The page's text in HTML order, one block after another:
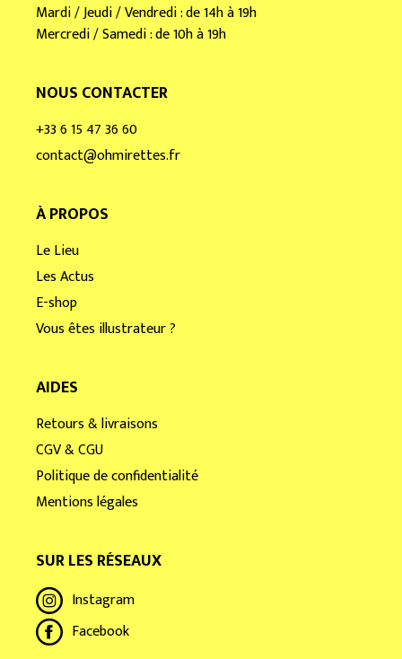
Mardi / Jeudi / Vendredi : de 14h à 19h
Mercredi / Samedi : de 10h à 19h
NOUS CONTACTER
+33 6 15 47 36 60
contact@ohmirettes.fr
À PROPOS
Le Lieu
Les Actus
E-shop
Vous êtes illustrateur ?
AIDES
Retours & livraisons
CGV & CGU
Politique de confidentialité
Mentions légales
SUR LES RÉSEAUX
Instagram
Facebook